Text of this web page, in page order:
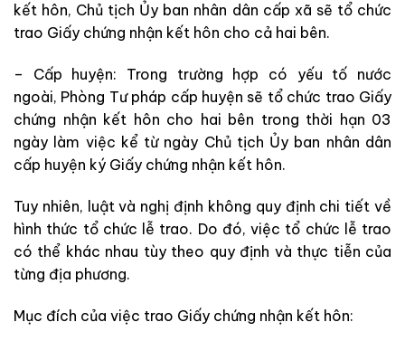
kết hôn, Chủ tịch Ủy ban nhân dân cấp xã sẽ tổ chức
trao Giấy chứng nhận kết hôn cho cả hai bên.
– Cấp huyện: Trong trường hợp có yếu tố nước
ngoài, Phòng Tư pháp cấp huyện sẽ tổ chức trao Giấy
chứng nhận kết hôn cho hai bên trong thời hạn 03
ngày làm việc kể từ ngày Chủ tịch Ủy ban nhân dân
cấp huyện ký Giấy chứng nhận kết hôn.
Tuy nhiên, luật và nghị định không quy định chi tiết về
hình thức tổ chức lễ trao. Do đó, việc tổ chức lễ trao
có thể khác nhau tùy theo quy định và thực tiễn của
từng địa phương.
Mục đích của việc trao Giấy chứng nhận kết hôn: